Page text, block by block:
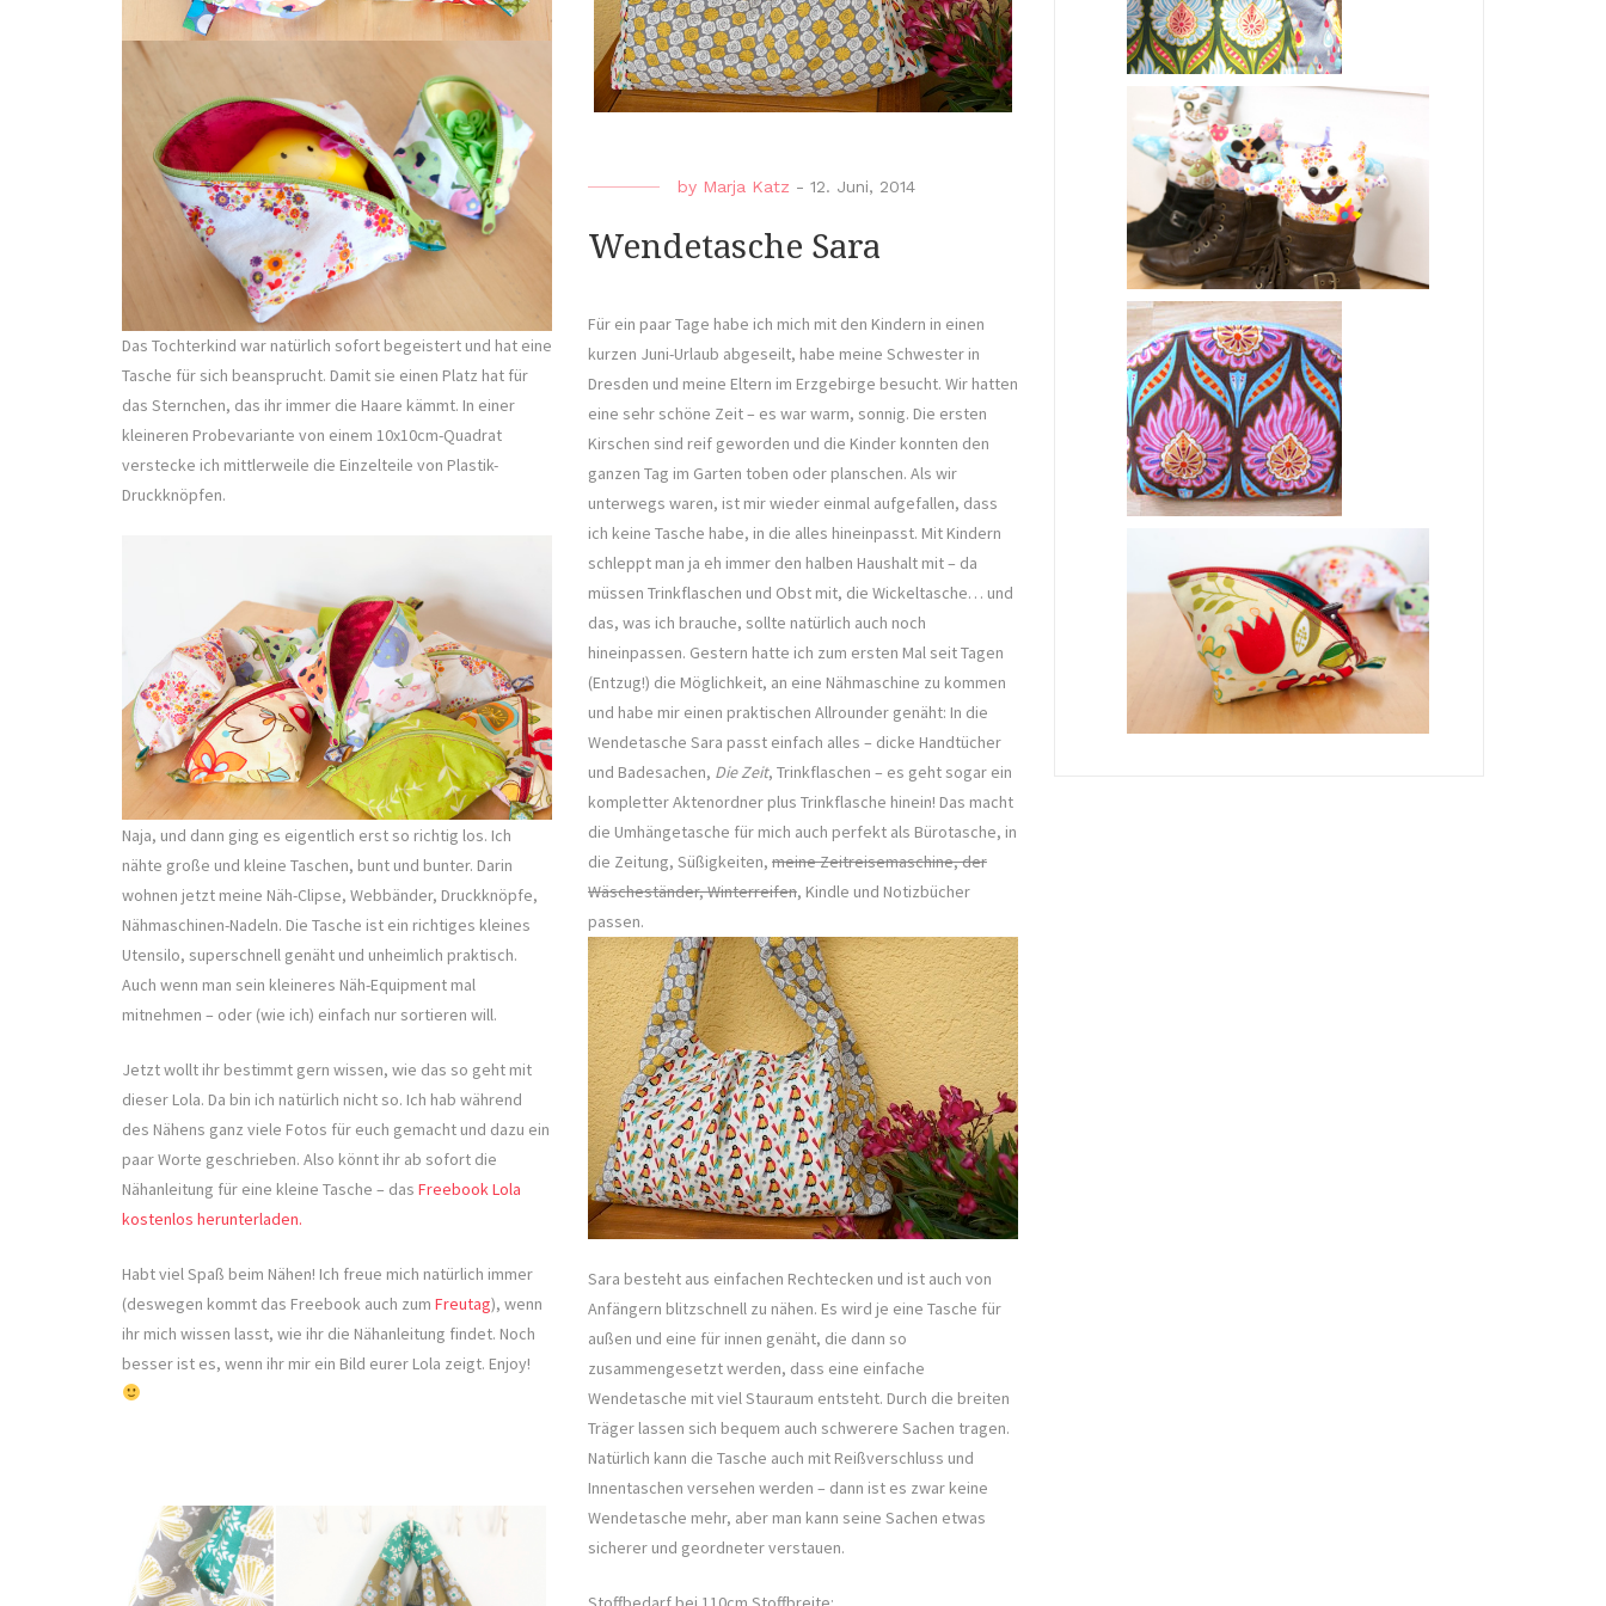
Das Tochterkind war natürlich sofort begeistert und hat eine
Tasche für sich beansprucht. Damit sie einen Platz hat für
das Sternchen, das ihr immer die Haare kämmt. In einer
kleineren Probevariante von einem 10x10cm-Quadrat
verstecke ich mittlerweile die Einzelteile von Plastik-
Druckknöpfen.
Naja, und dann ging es eigentlich erst so richtig los. Ich
nähte große und kleine Taschen, bunt und bunter. Darin
wohnen jetzt meine Näh-Clipse, Webbänder, Druckknöpfe,
Nähmaschinen-Nadeln. Die Tasche ist ein richtiges kleines
Utensilo, superschnell genäht und unheimlich praktisch.
Auch wenn man sein kleineres Näh-Equipment mal
mitnehmen – oder (wie ich) einfach nur sortieren will.
Jetzt wollt ihr bestimmt gern wissen, wie das so geht mit
dieser Lola. Da bin ich natürlich nicht so. Ich hab während
des Nähens ganz viele Fotos für euch gemacht und dazu ein
paar Worte geschrieben. Also könnt ihr ab sofort die
Nähanleitung für eine kleine Tasche – das Freebook Lola
kostenlos herunterladen.
Habt viel Spaß beim Nähen! Ich freue mich natürlich immer
(deswegen kommt das Freebook auch zum Freutag), wenn
ihr mich wissen lasst, wie ihr die Nähanleitung findet. Noch
besser ist es, wenn ihr mir ein Bild eurer Lola zeigt. Enjoy!
by Marja Katz - 12. Juni, 2014
Wendetasche Sara
Für ein paar Tage habe ich mich mit den Kindern in einen
kurzen Juni-Urlaub abgeseilt, habe meine Schwester in
Dresden und meine Eltern im Erzgebirge besucht. Wir hatten
eine sehr schöne Zeit – es war warm, sonnig. Die ersten
Kirschen sind reif geworden und die Kinder konnten den
ganzen Tag im Garten toben oder planschen. Als wir
unterwegs waren, ist mir wieder einmal aufgefallen, dass
ich keine Tasche habe, in die alles hineinpasst. Mit Kindern
schleppt man ja eh immer den halben Haushalt mit – da
müssen Trinkflaschen und Obst mit, die Wickeltasche… und
das, was ich brauche, sollte natürlich auch noch
hineinpassen. Gestern hatte ich zum ersten Mal seit Tagen
(Entzug!) die Möglichkeit, an eine Nähmaschine zu kommen
und habe mir einen praktischen Allrounder genäht: In die
Wendetasche Sara passt einfach alles – dicke Handtücher
und Badesachen, Die Zeit, Trinkflaschen – es geht sogar ein
kompletter Aktenordner plus Trinkflasche hinein! Das macht
die Umhängetasche für mich auch perfekt als Bürotasche, in
die Zeitung, Süßigkeiten, meine Zeitreisemaschine, der
Wäscheständer, Winterreifen, Kindle und Notizbücher
passen.
Sara besteht aus einfachen Rechtecken und ist auch von
Anfängern blitzschnell zu nähen. Es wird je eine Tasche für
außen und eine für innen genäht, die dann so
zusammengesetzt werden, dass eine einfache
Wendetasche mit viel Stauraum entsteht. Durch die breiten
Träger lassen sich bequem auch schwerere Sachen tragen.
Natürlich kann die Tasche auch mit Reißverschluss und
Innentaschen versehen werden – dann ist es zwar keine
Wendetasche mehr, aber man kann seine Sachen etwas
sicherer und geordneter verstauen.